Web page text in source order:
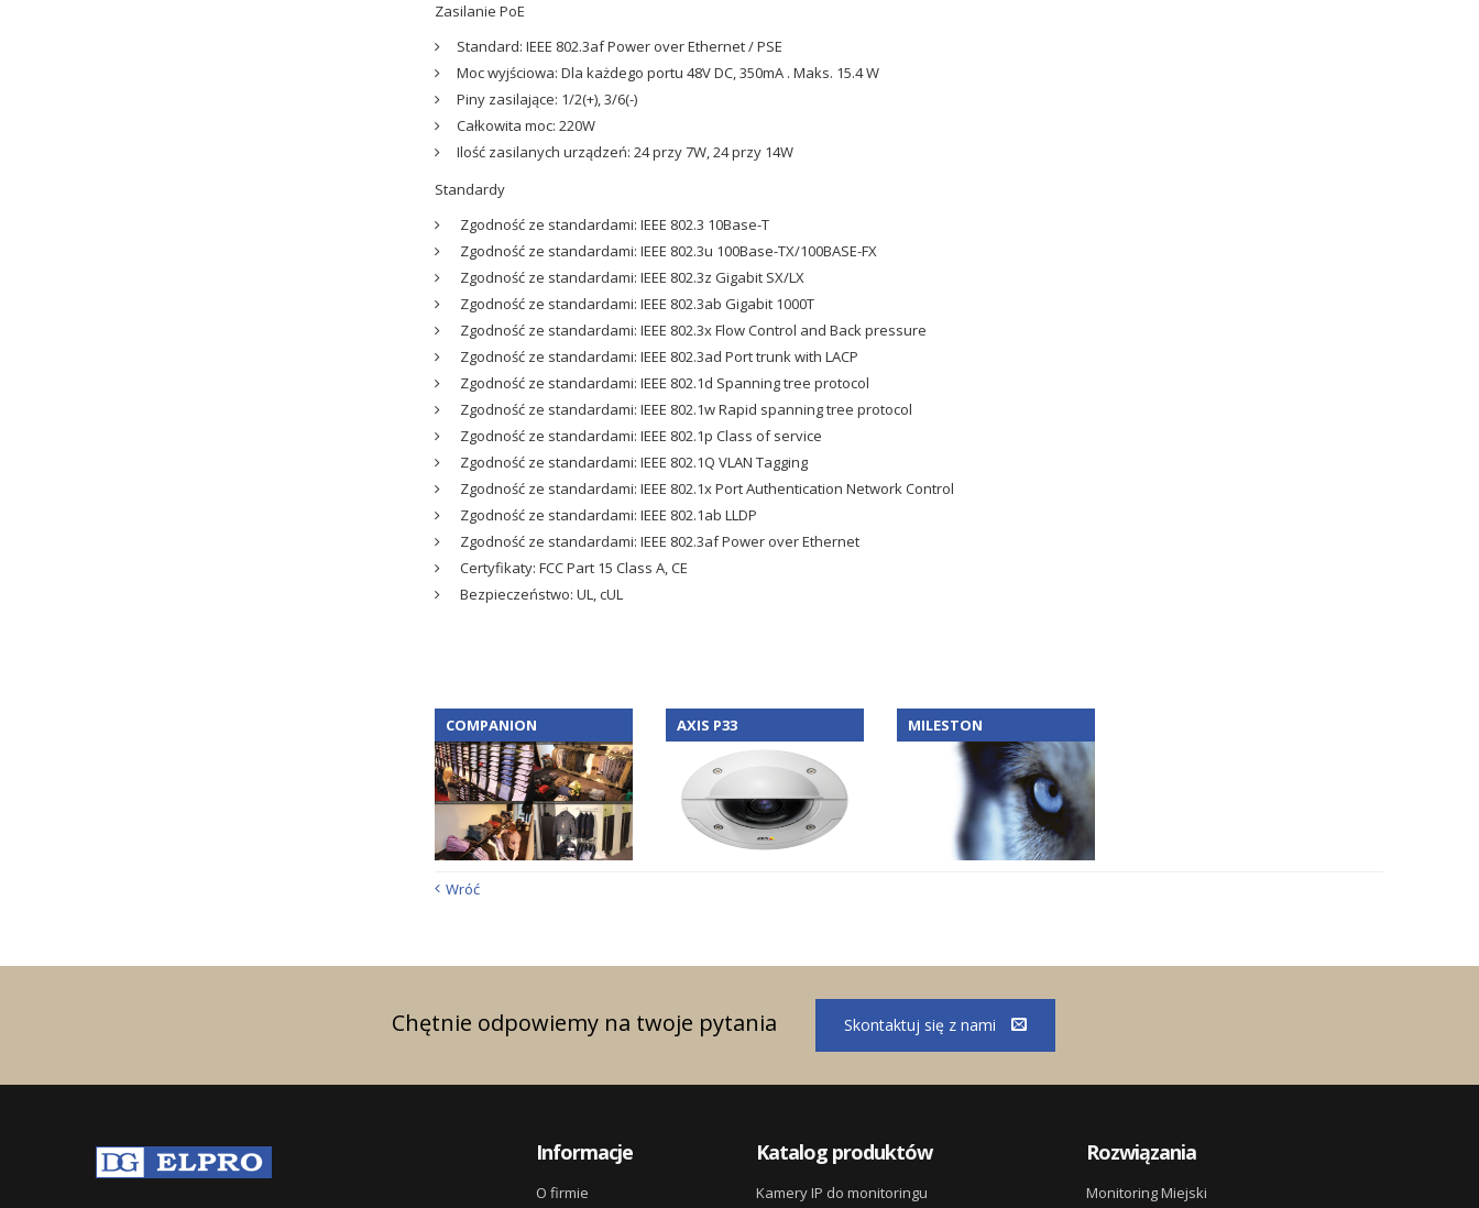
Zasilanie PoE
Standard: IEEE 802.3af Power over Ethernet / PSE
Moc wyjściowa: Dla każdego portu 48V DC, 350mA . Maks. 15.4 W
Piny zasilające: 1/2(+), 3/6(-)
Całkowita moc: 220W
Ilość zasilanych urządzeń: 24 przy 7W, 24 przy 14W
Standardy
Zgodność ze standardami: IEEE 802.3 10Base-T
Zgodność ze standardami: IEEE 802.3u 100Base-TX/100BASE-FX
Zgodność ze standardami: IEEE 802.3z Gigabit SX/LX
Zgodność ze standardami: IEEE 802.3ab Gigabit 1000T
Zgodność ze standardami: IEEE 802.3x Flow Control and Back pressure
Zgodność ze standardami: IEEE 802.3ad Port trunk with LACP
Zgodność ze standardami: IEEE 802.1d Spanning tree protocol
Zgodność ze standardami: IEEE 802.1w Rapid spanning tree protocol
Zgodność ze standardami: IEEE 802.1p Class of service
Zgodność ze standardami: IEEE 802.1Q VLAN Tagging
Zgodność ze standardami: IEEE 802.1x Port Authentication Network Control
Zgodność ze standardami: IEEE 802.1ab LLDP
Zgodność ze standardami: IEEE 802.3af Power over Ethernet
Certyfikaty: FCC Part 15 Class A, CE
Bezpieczeństwo: UL, cUL
COMPANION AXIS P33 MILESTON
Wróć
Chętnie odpowiemy na twoje pytania Skontaktuj się z nami
Informacje
O firmie
Katalog produktów
Kamery IP do monitoringu
Rozwiązania
Monitoring Miejski